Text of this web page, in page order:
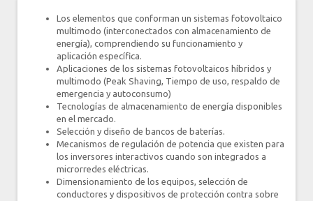
Los elementos que conforman un sistemas fotovoltaico
multimodo (interconectados con almacenamiento de
energía), comprendiendo su funcionamiento y
aplicación específica.
Aplicaciones de los sistemas fotovoltaicos híbridos y
multimodo (Peak Shaving, Tiempo de uso, respaldo de
emergencia y autoconsumo)
Tecnologías de almacenamiento de energía disponibles
en el mercado.
Selección y diseño de bancos de baterías.
Mecanismos de regulación de potencia que existen para
los inversores interactivos cuando son integrados a
microrredes eléctricas.
Dimensionamiento de los equipos, selección de
conductores y dispositivos de protección contra sobre